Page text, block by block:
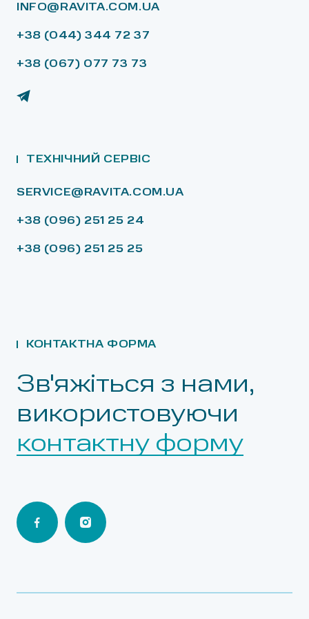
INFO@RAVITA.COM.UA
+38 (044) 344 72 37
+38 (067) 077 73 73
ТЕХНІЧНИЙ СЕРВІС
SERVICE@RAVITA.COM.UA
+38 (096) 251 25 24
+38 (096) 251 25 25
КОНТАКТНА ФОРМА
Зв'яжіться з нами,
використовуючи
контактну форму